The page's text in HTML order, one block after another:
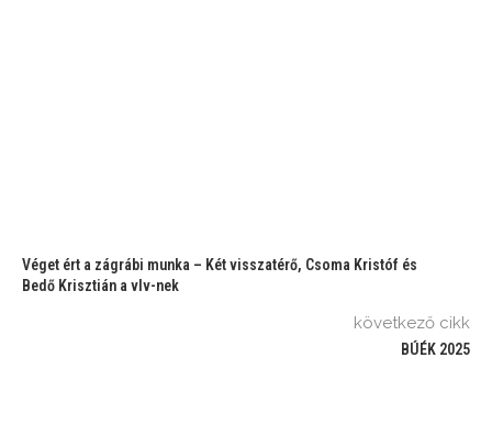
Véget ért a zágrábi munka – Két visszatérő, Csoma Kristóf és
Bedő Krisztián a vlv-nek
következő cikk
BÚÉK 2025